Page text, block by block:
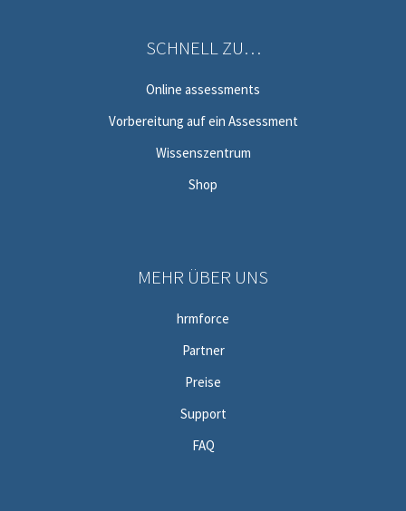
SCHNELL ZU…
Online assessments
Vorbereitung auf ein Assessment
Wissenszentrum
Shop
MEHR ÜBER UNS
hrmforce
Partner
Preise
Support
FAQ